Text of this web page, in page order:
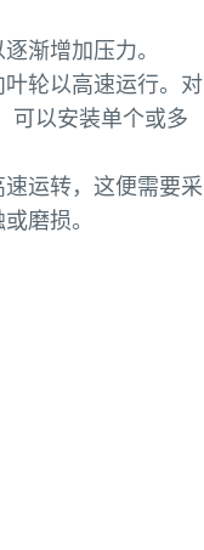
渐增加压力。
轮以高速运行。对
可以安装单个或多
运转，这便需要采
磨损。